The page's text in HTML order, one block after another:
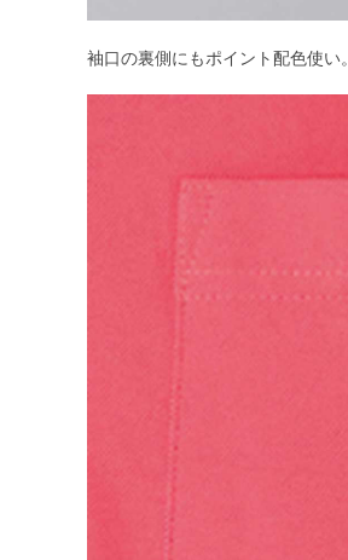
袖口の裏側にもポイント配色使い。